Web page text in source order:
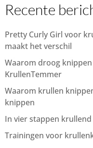
Recente
Pretty Curly Girl voor
maakt het verschil
Waarom droog
KrullenTemmer
Waarom krullen
knippen
In vier stappen
Trainingen voor